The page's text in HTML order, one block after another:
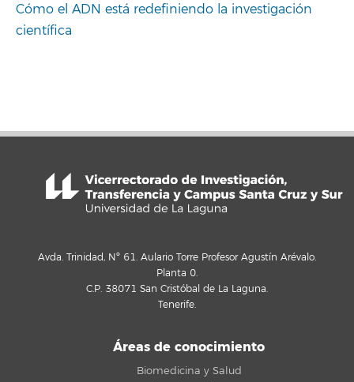
Cómo el ADN está redefiniendo la investigación
científica
Avda. Trinidad, Nº 61. Aulario Torre Profesor Agustín Arévalo.
Planta 0.
C.P. 38071 San Cristóbal de La Laguna.
Tenerife.
Áreas de conocimiento
Biomedicina y Salud